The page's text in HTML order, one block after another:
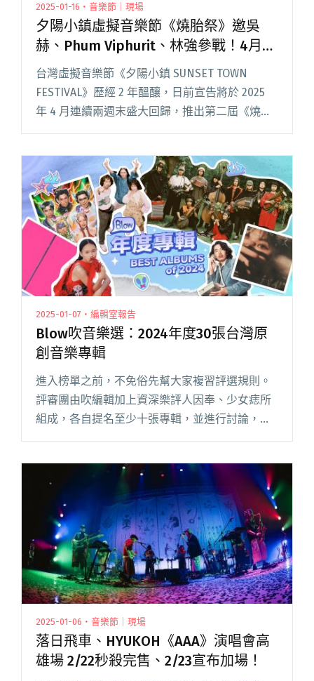
2025-01-16・音樂節｜現場
夕陽小鎮虛擬音樂節《燒胎祭》邀吳
赫、Phum Viphurit、林強參戰！4月連
續兩週末盛大回歸
台灣虛擬音樂節《夕陽小鎮 SUNSET TOWN
FESTIVAL》歷經 2 年醞釀，日前宣告將於 2025
年 4 月連續兩週末盛大回歸，推出第二屆《燒胎
陽小鎮虛擬音樂節《燒胎祭》邀吳赫、Phum
Viphurit、林強參戰！4月連續兩週末盛大回歸"
2025-01-07・編輯室報告
Blow吹音樂選：2024年度30張台灣原
創音樂專輯
進入榜單之前，不免俗先幫大家複習評選規則。
評審團由吹編輯加上資深樂評人因奉、少女痣所
組成，各自提名至少十張專輯，並進行討論，留
下具有高度共識的專輯，整合出最終名單。 百合
HYUKOH《AAA》、當代電影閱讀全文 "Blow吹音
樂選：2024年度30張台灣原創音樂專輯"
2025-01-06・音樂節｜現場
落日飛車、HYUKOH《AAA》演唱會高
雄場 2/22秒殺完售、2/23宣布加場！